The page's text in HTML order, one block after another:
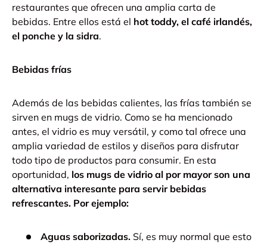
restaurantes que ofrecen una amplia carta de
bebidas. Entre ellos está el hot toddy, el café irlandés,
el ponche y la sidra.
Bebidas frías
Además de las bebidas calientes, las frías también se
sirven en mugs de vidrio. Como se ha mencionado
antes, el vidrio es muy versátil, y como tal ofrece una
amplia variedad de estilos y diseños para disfrutar
todo tipo de productos para consumir. En esta
oportunidad, los mugs de vidrio al por mayor son una
alternativa interesante para servir bebidas
refrescantes. Por ejemplo:
Aguas saborizadas. Sí, es muy normal que esto